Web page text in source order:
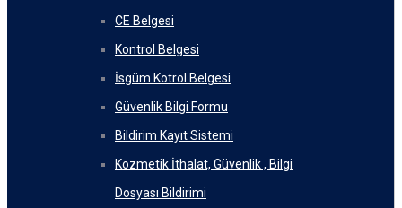
CE Belgesi
Kontrol Belgesi
İsgüm Kotrol Belgesi
Güvenlik Bilgi Formu
Bildirim Kayıt Sistemi
Kozmetik İthalat, Güvenlik , Bilgi
Dosyası Bildirimi